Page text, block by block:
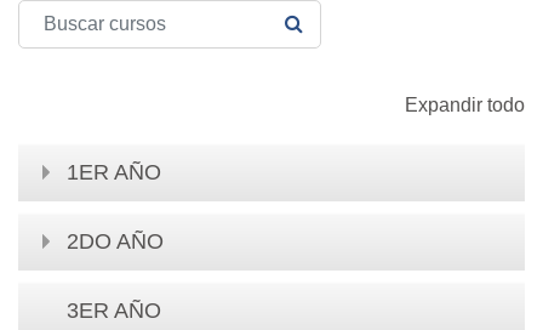
Buscar cursos
BUSCAR CURSOS
Expandir todo
1ER AÑO
2DO AÑO
3ER AÑO